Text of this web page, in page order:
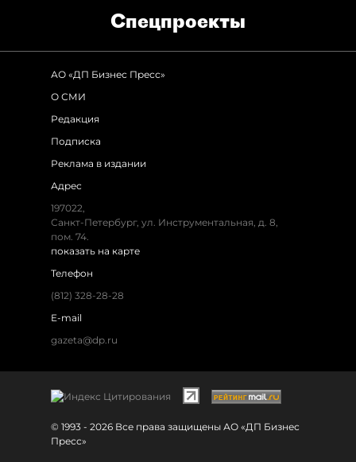
Спец­проекты
АО «ДП Бизнес Пресс»
О СМИ
Редакция
Подписка
Реклама в издании
Адрес
197022,
Санкт-Петербург, ул. Инструментальная, д. 8,
пом. 74.
показать на карте
Телефон
(812) 328-28-28
E-mail
gazeta@dp.ru
© 1993 - 2026 Все права защищены АО «ДП Бизнес
Пресс»